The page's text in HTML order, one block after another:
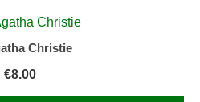
Christie
€8.00